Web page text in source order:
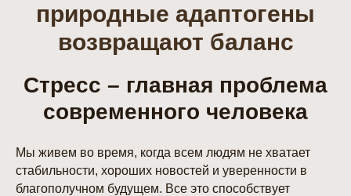
информацию о скидках, акциях и распродажах.
Подписывайтесь и будьте в курсе событий!
Подписаться
природные адаптогены
возвращают баланс
Стресс – главная проблема
современного человека
Мы живем во время, когда всем людям не хватает
стабильности, хороших новостей и уверенности в
благополучном будущем. Все это способствует